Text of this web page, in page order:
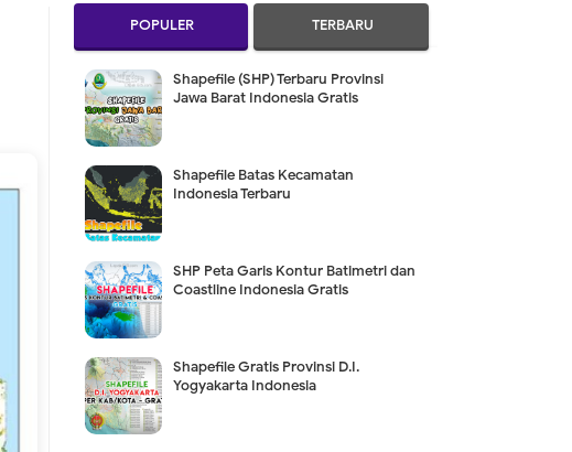
POPULER TERBARU
Shapefile (SHP) Terbaru Provinsi
Jawa Barat Indonesia Gratis
Shapefile Batas Kecamatan
Indonesia Terbaru
SHP Peta Garis Kontur Batimetri dan
Coastline Indonesia Gratis
Shapefile Gratis Provinsi D.I.
Yogyakarta Indonesia